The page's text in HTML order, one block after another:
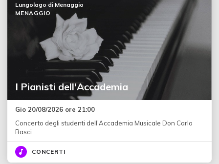
I Pianisti dell'Accademia
Lungolago di Menaggio
MENAGGIO
Gio 20/08/2026 ore 21:00
Concerto degli studenti dell'Accademia Musicale Don Carlo
Basci
CONCERTI